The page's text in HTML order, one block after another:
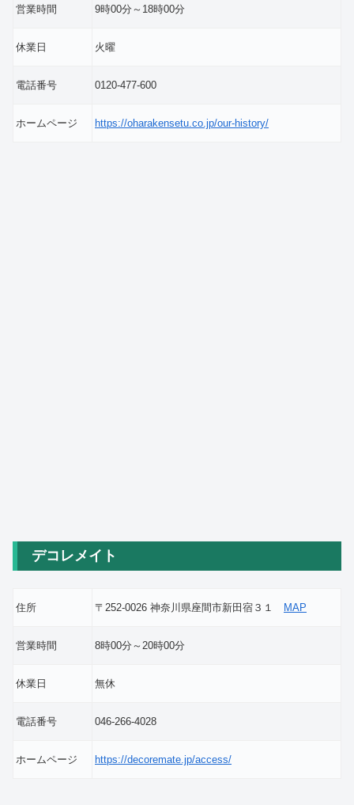
営業時間 9時00分～18時00分
休業日 火曜
電話番号 0120-477-600
ホームページ https://oharakensetu.co.jp/our-history/
デコレメイト
住所 〒252-0026 神奈川県座間市新田宿３１ MAP
営業時間 8時00分～20時00分
休業日 無休
電話番号 046-266-4028
ホームページ https://decoremate.jp/access/